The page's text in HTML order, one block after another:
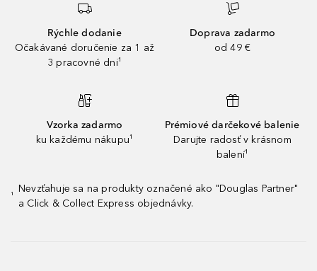
Rýchle dodanie
Očakávané doručenie za 1 až
3 pracovné dni¹
Doprava zadarmo
od 49 €
Vzorka zadarmo
ku každému nákupu¹
Prémiové darčekové balenie
Darujte radosť v krásnom
balení¹
¹
Nevzťahuje sa na produkty označené ako "Douglas Partner"
a Click & Collect Express objednávky.